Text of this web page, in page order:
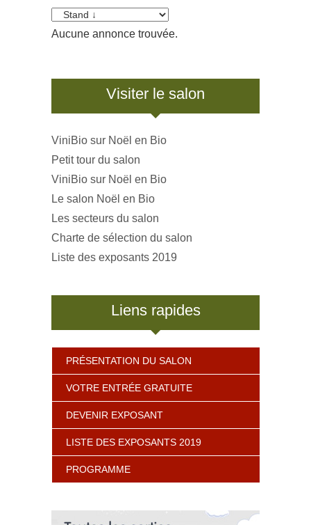
Aucune annonce trouvée.
Visiter le salon
ViniBio sur Noël en Bio
Petit tour du salon
ViniBio sur Noël en Bio
Le salon Noël en Bio
Les secteurs du salon
Charte de sélection du salon
Liste des exposants 2019
Liens rapides
PRÉSENTATION DU SALON
VOTRE ENTRÉE GRATUITE
DEVENIR EXPOSANT
LISTE DES EXPOSANTS 2019
PROGRAMME